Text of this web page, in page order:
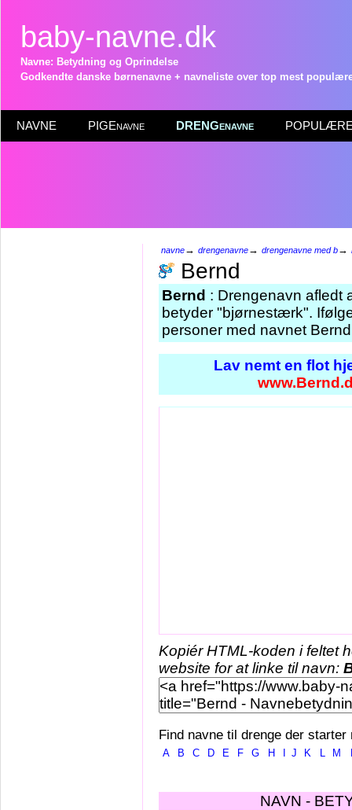
baby-navne.dk
Navne: Betydning og Oprindelse
Godkendte danske børnenavne + navneliste over top mest
NAVNE PIGEnavne DRENGenavne POPULÆRE
navne→ drengenavne→ drengenavne med b→
Bernd
Bernd : Drengenavn afledt
betyder "bjørnestærk".
personer med navnet
Lav nemt en flot
Kopiér HTML-koden i feltet
website for at linke til navn:
Find navne til drenge der starter
A B C D E F G H J K L M
NAVN -